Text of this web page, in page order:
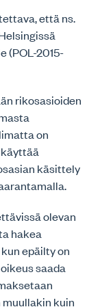
että ns.
(POL-2015-
rikosasioiden
on
käsittely
olevan
hakea
epäilty on
saada
kuin